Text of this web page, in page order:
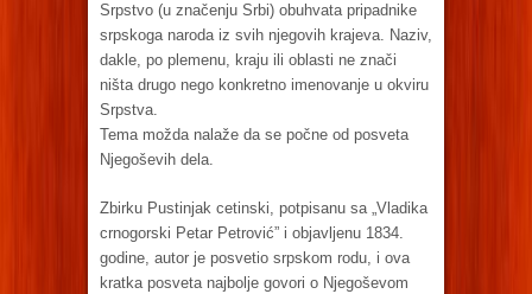
Srpstvo (u značenju Srbi) obuhvata pripadnike
srpskoga naroda iz svih njegovih krajeva. Naziv,
dakle, po plemenu, kraju ili oblasti ne znači
ništa drugo nego konkretno imenovanje u okviru
Srpstva.
Tema možda nalaže da se počne od posveta
Njegoševih dela.
Zbirku Pustinjak cetinski, potpisanu sa „Vladika
crnogorski Petar Petrović” i objavljenu 1834.
godine, autor je posvetio srpskom rodu, i ova
kratka posveta najbolje govori o Njegoševom